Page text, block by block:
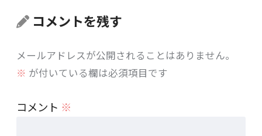
コメントを残す
メールアドレスが公開されることはありません。
※ が付いている欄は必須項目です
コメント ※